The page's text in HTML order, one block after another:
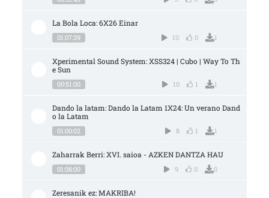
La Bola Loca: 6X26 Einar
01:07:39 10 0 1
Xperimental Sound System: XSS324 | Cubo | Way To Th
e Sun
00:51:00 10 1 1
Dando la latam: Dando la Latam 1X24: Un verano Dand
o la Latam
01:00:02 8 1 1
Zaharrak Berri: XVI. saioa - AZKEN DANTZA HAU
01:08:00 9 0 0
Zeresanik ez: MAKRIBA!